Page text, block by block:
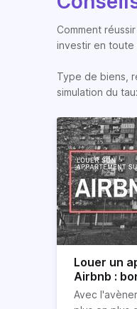
Comment
investir en
Type de biens,
simulation du
Louer un
Airbnb :
mauvaise
Avec